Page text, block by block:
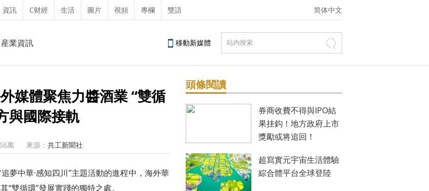
資訊 C财經 生活 圖片 視頻 專欄 雙語 简体中文
産業資訊 移動新媒體
媒體聚焦力醬酒業 “雙循
與國際接軌
萬 來源： 共工新聞社
夢中華·感知四川”主題活動的進程中，海外華
雙循環”發展實踐的獨特之處。
頭條閱讀
券商收費不得與IPO結
果挂鈎！地方政府上市
獎勵或将追回！
超寫實元宇宙生活體驗
綜合體平台全球登陸